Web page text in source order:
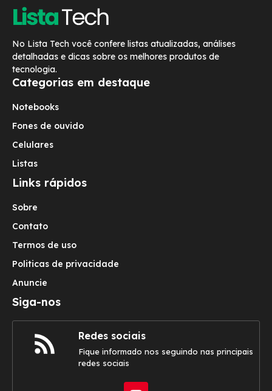
No Lista Tech você confere listas atualizadas, análises
detalhadas e dicas sobre os melhores produtos de
tecnologia.
Categorias em destaque
Notebooks
Fones de ouvido
Celulares
Listas
Links rápidos
Sobre
Contato
Termos de uso
Politicas de privacidade
Anuncie
Siga-nos
Redes sociais
Fique informado nos seguindo nas principais
redes sociais